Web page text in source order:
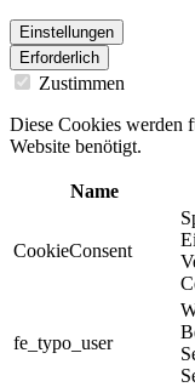
Einstellungen
Erforderlich
Zustimmen
Diese Cookies werden
Website benötigt.
Name
CookieConsent
fe_typo_user